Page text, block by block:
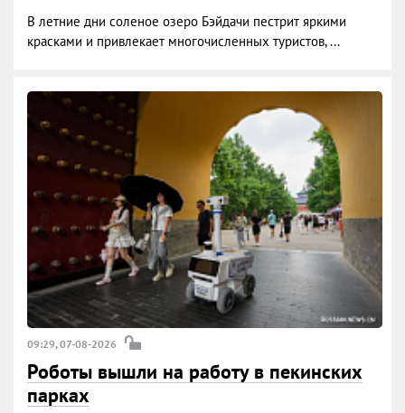
В летние дни соленое озеро Бэйдачи пестрит яркими
красками и привлекает многочисленных туристов, ...
09:29, 07-08-2026
Роботы вышли на работу в пекинских
парках